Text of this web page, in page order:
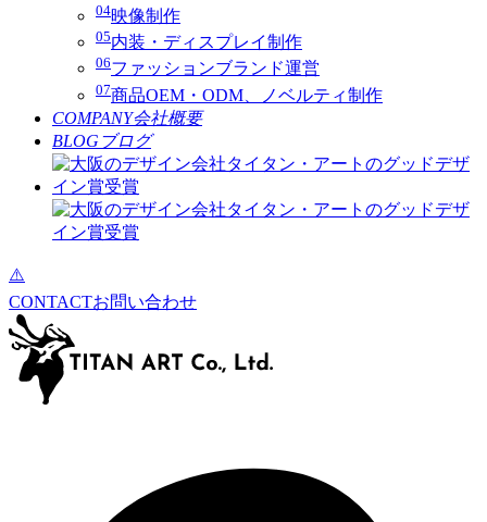
04映像制作
05内装・ディスプレイ制作
06ファッションブランド運営
07商品OEM・ODM、ノベルティ制作
COMPANY会社概要
BLOG ブログ
CONTACTお問い合わせ